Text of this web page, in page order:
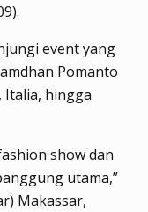
event yang
Pomanto
Italia, hingga
show dan
utama,”
Makassar,